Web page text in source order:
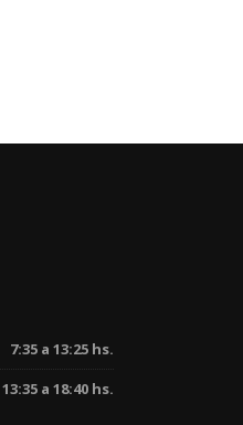
7:35 a 13:25 hs.
13:35 a 18:40 hs.